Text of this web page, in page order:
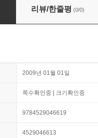
田明美のしあわせキルト
리뷰/한줄평 (0/0)
2009년 01월 01일
쪽수확인중 | 크기확인중
9784529046619
4529046613